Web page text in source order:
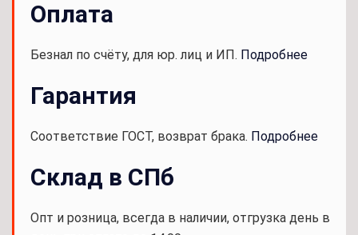
Оплата
Безнал по счёту, для юр. лиц и ИП. Подробнее
Гарантия
Соответствие ГОСТ, возврат брака. Подробнее
Склад в СПб
Опт и розница, всегда в наличии, отгрузка день в